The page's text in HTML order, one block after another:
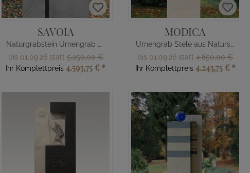
SAVOIA
Naturgrabstein Urnengrab Kreuz Relief
bis 01.09.26 statt5.250,00 €
Ihr Komplettpreis 4.593,75 € *
MODICA
Urnengrab Stele aus Naturstein
bis 01.09.26 statt 4.850,00 €
Ihr Komplettpreis 4.243,75 € *